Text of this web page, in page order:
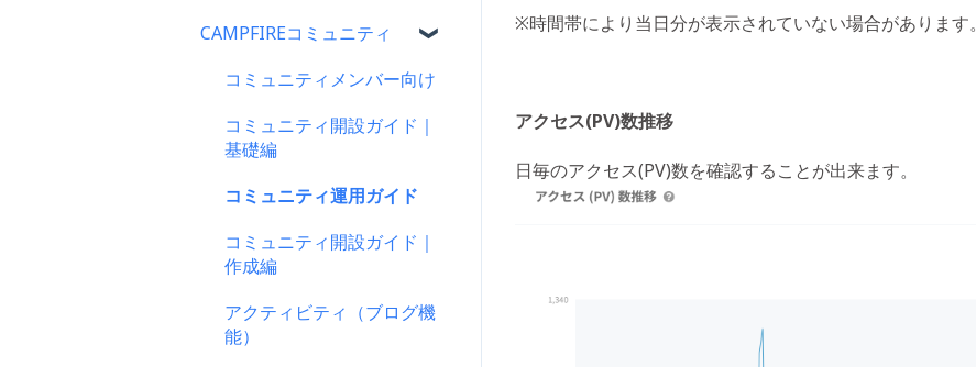
※時間帯により当日分が表示されていない場合があります。
アクセス(PV)数推移
日毎のアクセス(PV)数を確認することが出来ます。
登録情報に関するよくある
ログアウトについて
除について
マイページの機能について
ス
楽天ペイ
au PAY（ネット支払い）
PayPay（ペイペイ）決済
Paypal決済
支援をする前に
コンビニ払い
プロジェクト作成時によく
プロジェクトの審査につい
リターン設定で気をつける
リターンについて
支援金の振込について
プロジェクトを公開したら
仲間募集について
プロジェクト達成に役立つ
プロジェクト公開後によく
CAMPFIREコミュニティ
コミュニティメンバー向け
コミュニティ開設ガイド｜
基礎編
コミュニティ運用ガイド
コミュニティ開設ガイド｜
作成編
アクティビティ（ブログ機
能）